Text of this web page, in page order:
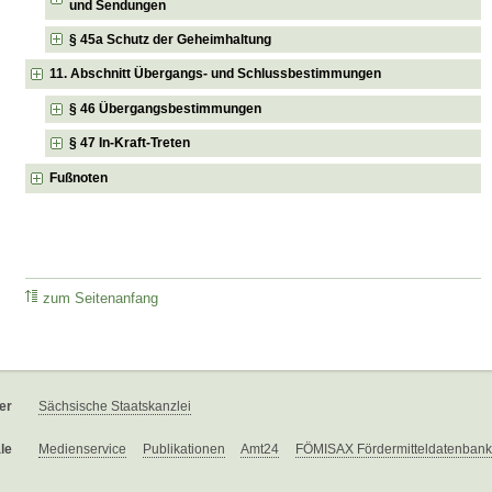
und Sendungen
§ 45a Schutz der Geheimhaltung
11. Abschnitt Übergangs- und Schlussbestimmungen
§ 46 Übergangsbestimmungen
§ 47 In-Kraft-Treten
Fußnoten
zum Seitenanfang
Sächsische Staatskanzlei
Medienservice Publikationen Amt24 FÖMISAX Fördermitteldatenbank